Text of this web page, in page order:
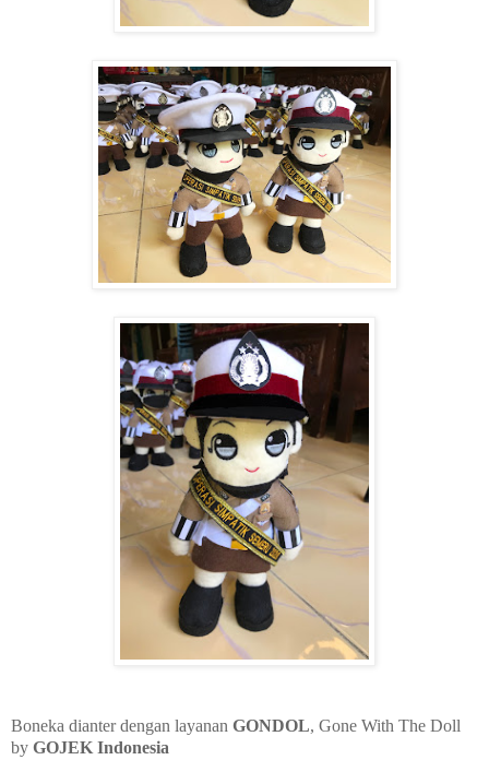
Boneka dianter dengan layanan GONDOL, Gone With The Doll
by GOJEK Indonesia